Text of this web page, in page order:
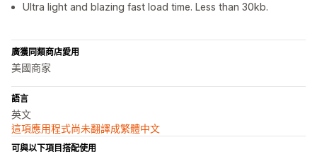
Ultra light and blazing fast load time. Less than 30kb.
廣獲同類商店愛用
美國商家
語言
英文
這項應用程式尚未翻譯成繁體中文
可與以下項目搭配使用